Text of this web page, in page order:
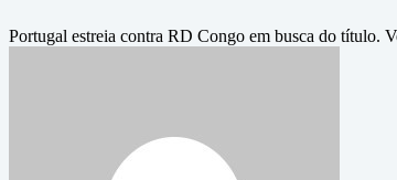
Portugal estreia contra RD Congo em busca do título.